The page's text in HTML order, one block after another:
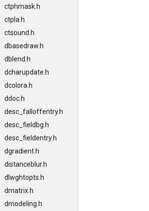
ctphmask.h
ctpla.h
ctsound.h
dbasedraw.h
dblend.h
dcharupdate.h
dcolora.h
ddoc.h
desc_falloffentry.h
desc_fieldbg.h
desc_fieldentry.h
dgradient.h
distanceblur.h
dlwghtopts.h
dmatrix.h
dmodeling.h